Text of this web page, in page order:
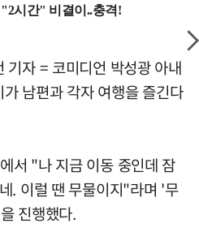
기자 = 코미디언 박성광 아내
남편과 각자 여행을 즐긴다
서 "나 지금 이동 중인데 잠
. 이럴 땐 무물이지"라며 '무
진행했다.